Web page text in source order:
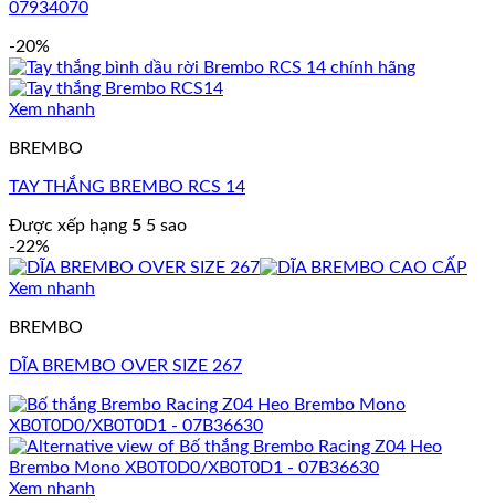
07934070
-20%
Xem nhanh
BREMBO
TAY THẮNG BREMBO RCS 14
Được xếp hạng 5 5 sao
-22%
Xem nhanh
BREMBO
DĨA BREMBO OVER SIZE 267
Xem nhanh